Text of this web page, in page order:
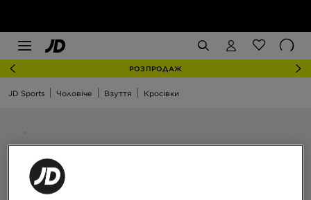
РОЗПРОДАЖ
JD Sports Чоловіче Взуття Кросівки